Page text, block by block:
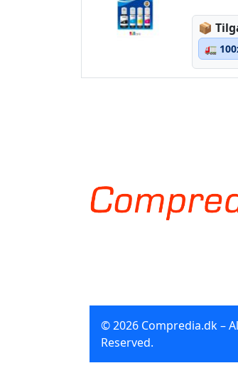
📦
🚛
© 2026 Compredia.dk –
Reserved.